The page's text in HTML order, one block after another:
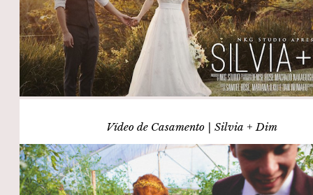
Vídeo de Casamento | Silvia + Dim